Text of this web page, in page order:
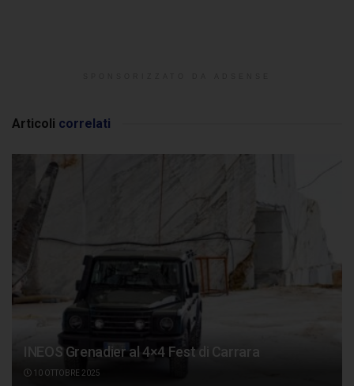
Articoli correlati
INEOS Grenadier al 4×4 Fest di Carrara
10 OTTOBRE 2025